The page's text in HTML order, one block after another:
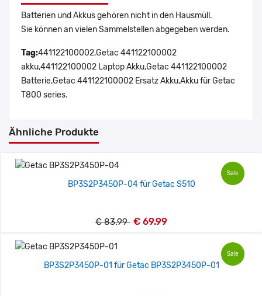
Batterien und Akkus gehören nicht in den Hausmüll.
Sie können an vielen Sammelstellen abgegeben werden.
Tag:441122100002,Getac 441122100002
akku,441122100002 Laptop Akku,Getac 441122100002
Batterie,Getac 441122100002 Ersatz Akku,Akku für Getac
T800 series.
Ähnliche Produkte
Sale
BP3S2P3450P-04 für Getac S510
€ 83.99 € 69.99
Sale
BP3S2P3450P-01 für Getac BP3S2P3450P-01